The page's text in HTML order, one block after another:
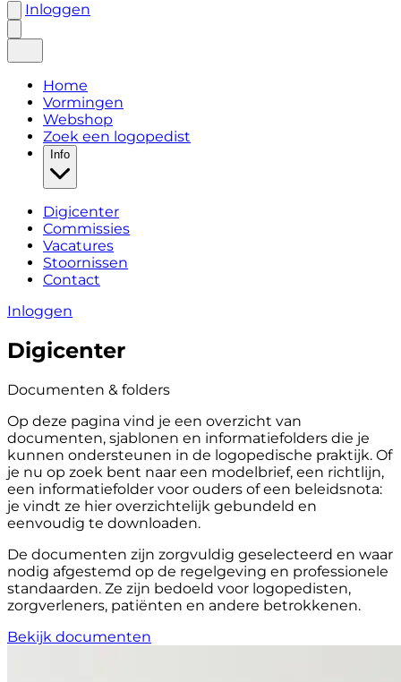
Inloggen
Home
Vormingen
Webshop
Zoek een logopedist
Info
Digicenter
Commissies
Vacatures
Stoornissen
Contact
Inloggen
Digicenter
Documenten & folders
Op deze pagina vind je een overzicht van
documenten, sjablonen en informatiefolders die je
kunnen ondersteunen in de logopedische praktijk. Of
je nu op zoek bent naar een modelbrief, een richtlijn,
een informatiefolder voor ouders of een beleidsnota:
je vindt ze hier overzichtelijk gebundeld en
eenvoudig te downloaden.
De documenten zijn zorgvuldig geselecteerd en waar
nodig afgestemd op de regelgeving en professionele
standaarden. Ze zijn bedoeld voor logopedisten,
zorgverleners, patiënten en andere betrokkenen.
Bekijk documenten